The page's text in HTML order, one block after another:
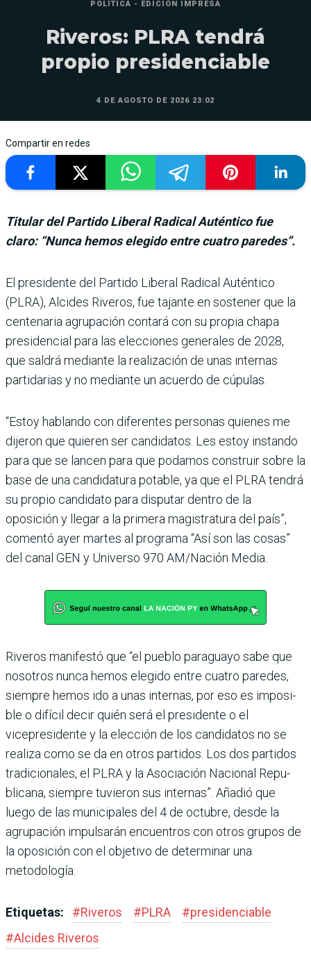
POLÍTICA - EDICIÓN IMPRESA
Riveros: PLRA tendrá
propio presidenciable
4 DE AGOSTO DE 2026 23:02
Compartir en redes
Titular del Partido Liberal Radical Auténtico fue
claro: “Nunca hemos elegido entre cuatro paredes”.
El presidente del Partido Liberal Radical Auténtico
(PLRA), Alcides Riveros, fue tajante en sostener que la
cen­tenaria agrupación contará con su propia chapa
presi­dencial para las elecciones generales de 2028,
que sal­drá mediante la realización de unas internas
partidarias y no mediante un acuerdo de cúpulas.
“Estoy hablando con diferen­tes personas quienes me
dije­ron que quieren ser candida­tos. Les estoy instando
para que se lancen para que poda­mos construir sobre la
base de una candidatura potable, ya que el PLRA tendrá
su pro­pio candidato para disputar dentro de la
oposición y llegar a la primera magistratura del país”,
comentó ayer martes al programa “Así son las cosas”
del canal GEN y Universo 970 AM/Nación Media.
Riveros manifestó que “el pueblo paraguayo sabe que
nosotros nunca hemos ele­gido entre cuatro paredes,
siempre hemos ido a unas internas, por eso es imposi­
ble o difícil decir quién será el presidente o el
vicepresidente y la elección de los candidatos no se
realiza como se da en otros partidos. Los dos parti­dos
tradicionales, el PLRA y la Asociación Nacional Repu­
blicana, siempre tuvieron sus internas”. Añadió que
luego de las municipales del 4 de octubre, desde la
agrupación impulsarán encuentros con otros grupos de
la oposición con el objetivo de determinar una
metodología.
Etiquetas: #Riveros #PLRA #presidenciable
#Alcides Riveros